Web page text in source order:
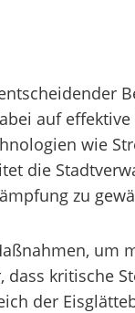
auf
wie
die
zu
um
kritische
der